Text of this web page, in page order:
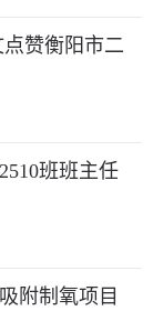
赞衡阳市二
班班主任
附制氧项目